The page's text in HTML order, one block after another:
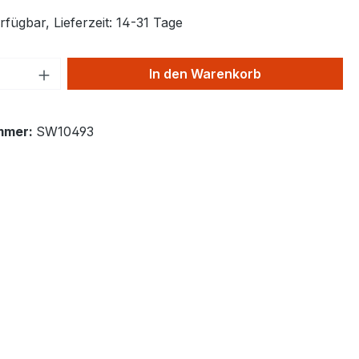
Lieferzeit: 14-31 Tage
Anzahl: Gib den gewünschten Wert
In den Warenkorb
SW10493